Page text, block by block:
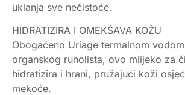
uklanja sve nečistoće.
HIDRATIZIRA I OMEKŠAVA KOŽU
Obogaćeno Uriage termalnom
organskog runolista, ovo mlijeko za
hidratizira i hrani, pružajući koži
mekoće.